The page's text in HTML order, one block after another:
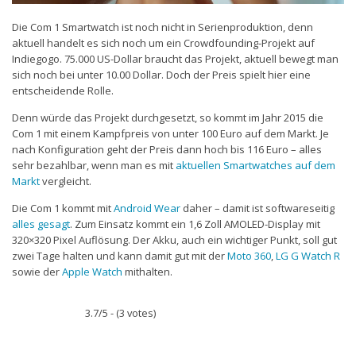
Die Com 1 Smartwatch ist noch nicht in Serienproduktion, denn
aktuell handelt es sich noch um ein Crowdfounding-Projekt auf
Indiegogo. 75.000 US-Dollar braucht das Projekt, aktuell bewegt man
sich noch bei unter 10.00 Dollar. Doch der Preis spielt hier eine
entscheidende Rolle.
Denn würde das Projekt durchgesetzt, so kommt im Jahr 2015 die
Com 1 mit einem Kampfpreis von unter 100 Euro auf dem Markt. Je
nach Konfiguration geht der Preis dann hoch bis 116 Euro – alles
sehr bezahlbar, wenn man es mit aktuellen Smartwatches auf dem
Marktvergleicht.
Die Com 1 kommt mitAndroid Wear daher – damit ist softwareseitig
alles gesagt. Zum Einsatz kommt ein 1,6 Zoll AMOLED-Display mit
320×320 Pixel Auflösung. Der Akku, auch ein wichtiger Punkt, soll gut
zwei Tage halten und kann damit gut mit derMoto 360,LG G Watch R
sowie derApple Watch mithalten.
3.7/5 - (3 votes)